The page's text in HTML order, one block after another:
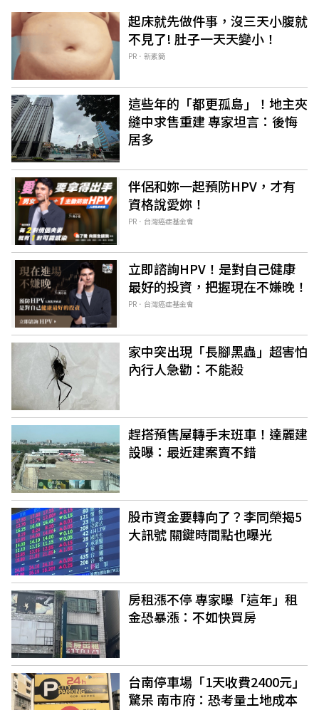
起床就先做件事，沒三天小腹就
不見了! 肚子一天天變小！
PR．新素簡
這些年的「都更孤島」！地主夾
縫中求售重建 專家坦言：後悔
居多
伴侶和妳一起預防HPV，才有
資格說愛妳！
PR．台灣癌症基金會
立即諮詢HPV！是對自己健康
最好的投資，把握現在不嫌晚！
PR．台灣癌症基金會
家中突出現「長腳黑蟲」超害怕
內行人急勸：不能殺
趕搭預售屋轉手末班車！達麗建
設曝：最近建案賣不錯
股市資金要轉向了？李同榮揭5
大訊號 關鍵時間點也曝光
房租漲不停 專家曝「這年」租
金恐暴漲：不如快買房
台南停車場「1天收費2400元」
驚呆 南市府：恐考量土地成本